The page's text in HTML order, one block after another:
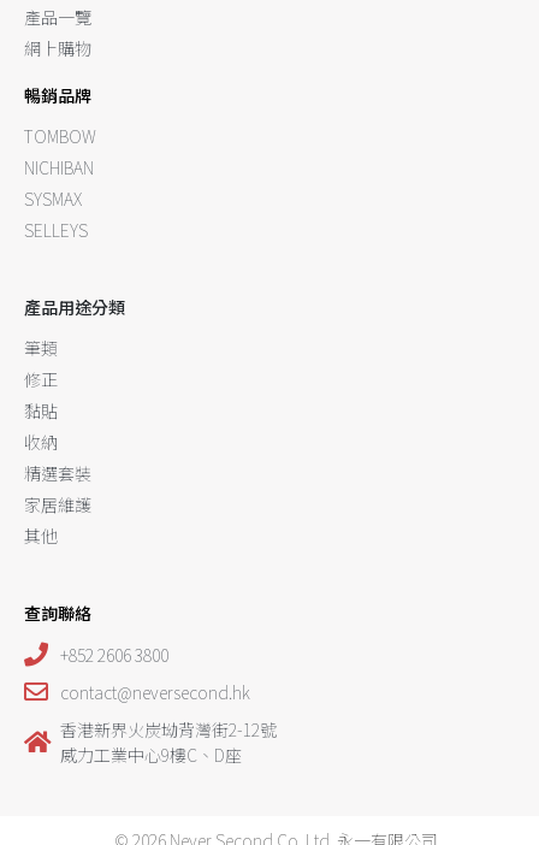
產品一覽
網上購物
暢銷品牌
TOMBOW
NICHIBAN
SYSMAX
SELLEYS
產品用途分類
筆類
修正
黏貼
收納
精選套裝
家居維護
其他
查詢聯絡
+852 2606 3800
contact@neversecond.hk
香港新界火炭坳背灣街2-12號
威力工業中心9樓C、D座
© 2026 Never Second Co. Ltd. 永一有限公司